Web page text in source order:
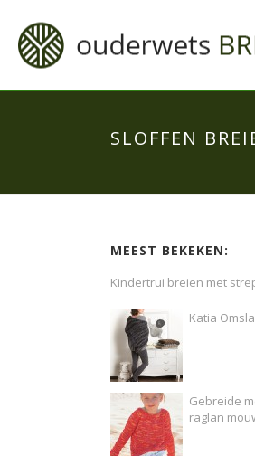
SLOFFEN
MEEST BEKEKEN:
Kindertrui breien met
Katia
Gebreide
raglan